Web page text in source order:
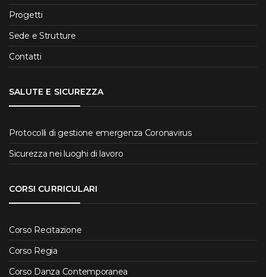
Progetti
Sede e Strutture
Contatti
SALUTE E SICUREZZA
Protocolli di gestione emergenza Coronavirus
Sicurezza nei luoghi di lavoro
CORSI CURRICULARI
Corso Recitazione
Corso Regia
Corso Danza Contemporanea